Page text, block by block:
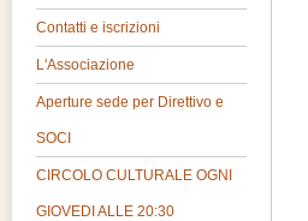
Contatti e iscrizioni
L'Associazione
Aperture sede per Direttivo e
SOCI
CIRCOLO CULTURALE OGNI
GIOVEDI ALLE 20:30